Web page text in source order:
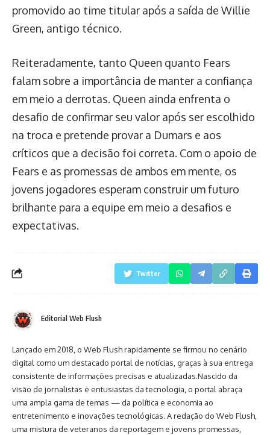
promovido ao time titular após a saída de Willie
Green, antigo técnico.
Reiteradamente, tanto Queen quanto Fears
falam sobre a importância de manter a confiança
em meio a derrotas. Queen ainda enfrenta o
desafio de confirmar seu valor após ser escolhido
na troca e pretende provar a Dumars e aos
críticos que a decisão foi correta. Com o apoio de
Fears e as promessas de ambos em mente, os
jovens jogadores esperam construir um futuro
brilhante para a equipe em meio a desafios e
expectativas.
Twitter
Editorial Web Flush
Lançado em 2018, o Web Flush rapidamente se firmou no cenário
digital como um destacado portal de notícias, graças à sua entrega
consistente de informações precisas e atualizadas.Nascido da
visão de jornalistas e entusiastas da tecnologia, o portal abraça
uma ampla gama de temas — da política e economia ao
entretenimento e inovações tecnológicas. A redação do Web Flush,
uma mistura de veteranos da reportagem e jovens promessas,